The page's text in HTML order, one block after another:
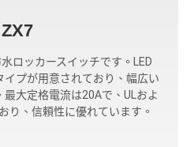
ZX7
ロッカースイッチです。LED
イプが用意されており、幅広い
大定格電流は20Aで、ULおよ
り、信頼性に優れています。